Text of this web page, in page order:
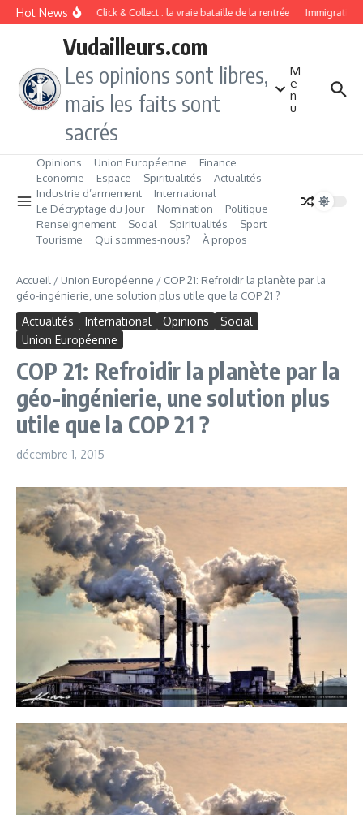
Aller au contenu
Hot NewsDrive ou Click & Collect : la vraie bataille de la rentrée Immigration
Vudailleurs.com
Les opinions sont libres,
mais les faits sont
sacrés
M
e
n
u
Opinions Union Européenne
Finance
Economie
Espace Spiritualités
Actualités
Industrie d’armement
International
Le Décryptage du Jour
Nomination
Politique
Renseignement
Social Spiritualités
Sport
Tourisme
Qui sommes‑nous? À propos
Accueil / Union Européenne / COP 21: Refroidir la planète par la
géo-ingénierie, une solution plus utile que la COP 21 ?
Actualités International Opinions
Social
Union Européenne
COP 21: Refroidir la planète par la
géo-ingénierie, une solution plus
utile que la COP 21 ?
décembre 1, 2015